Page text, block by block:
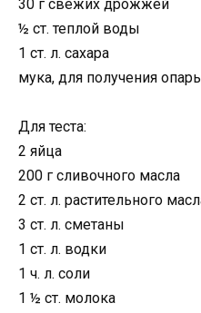
30 г свежих дрожжей
½ ст. теплой воды
1 ст. л. сахара
мука, для получения
Для теста:
2 яйца
200 г сливочного масла
2 ст. л. растительного
3 ст. л. сметаны
1 ст. л. водки
1 ч. л. соли
1 ½ ст. молока